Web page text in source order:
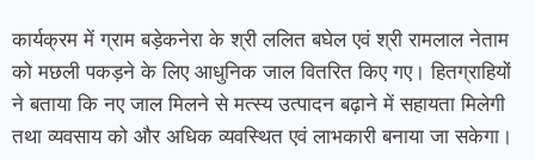
कार्यक्रम में ग्राम बड़ेकनेरा के श्री ललित बघेल एवं श्री रामलाल नेताम
को मछली पकड़ने के लिए आधुनिक जाल वितरित किए गए। हितग्राहियों
ने बताया कि नए जाल मिलने से मत्स्य उत्पादन बढ़ाने में सहायता मिलेगी
तथा व्यवसाय को और अधिक व्यवस्थित एवं लाभकारी बनाया जा सकेगा।